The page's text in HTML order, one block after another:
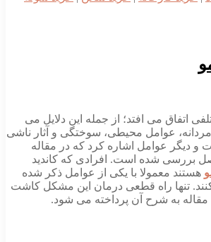
اتفاق می افتد؛ از جمله این دلایل می
عوامل محیطی، سوختگی و آثار ناشی
و دیگر عوامل اشاره کرد که در مقاله
بررسی شده است. افرادی که کاندید
هستند معمولا با یکی از عوامل ذکر شده
تنها راه قطعی درمان این مشکل کاشت
به شرح آن پرداخته می شود.